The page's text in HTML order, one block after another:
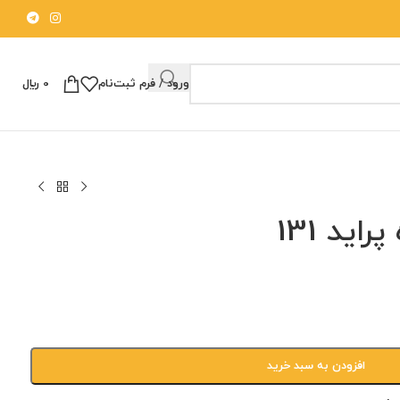
ورود / فرم ثبت‌نام 0 ﷼
131
افزودن به سبد خرید